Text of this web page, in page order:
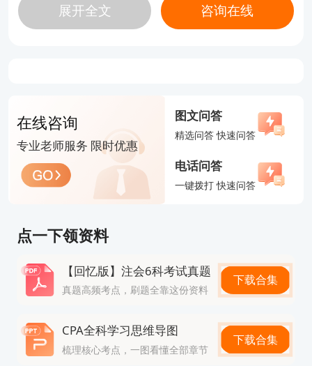
本，债务资本成本，然后算可转债的资本成本，然后
和优缺点
2、综合题：
传统报表转化管理用报表；然后算企业价值，实体价
值，股权价值，最后算单位股权价值。
1、超出正常经营过程的重大关联方交易；某些错报
低于财务报表整体的重要性，但因与这些错报相关的
某些情况，在将其单独或连同在审计过程中累积的其
实施监盘时，注册会计师应实施的程序
2、考存货，集团，函证，会计估计，独立性，质量
展开全文 咨询在线
在线咨询
专业老师服务 限时优惠
图文问答
精选问答 快速问答
电话问答
一键拨打 快速问答
点一下领资料
【回忆版】注会6科考试真题
真题高频考点，刷题全靠这份资料
下载合集
CPA全科学习思维导图
梳理核心考点，一图看懂全部章节
下载合集